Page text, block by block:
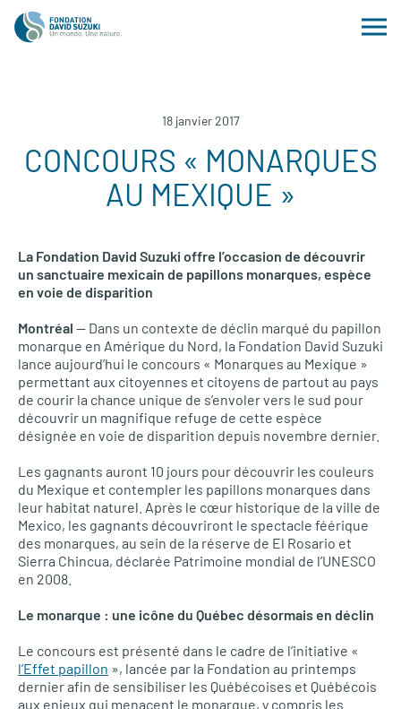
18 janvier 2017
CONCOURS « MONARQUES
AU MEXIQUE »
La Fondation David Suzuki offre l’occasion de découvrir
un sanctuaire mexicain de papillons monarques, espèce
en voie de disparition
Montréal — Dans un contexte de déclin marqué du papillon
monarque en Amérique du Nord, la Fondation David Suzuki
lance aujourd’hui le concours « Monarques au Mexique »
permettant aux citoyennes et citoyens de partout au pays
de courir la chance unique de s’envoler vers le sud pour
découvrir un magnifique refuge de cette espèce
désignée en voie de disparition depuis novembre dernier.
Les gagnants auront 10 jours pour découvrir les couleurs
du Mexique et contempler les papillons monarques dans
leur habitat naturel. Après le cœur historique de la ville de
Mexico, les gagnants découvriront le spectacle féérique
des monarques, au sein de la réserve de El Rosario et
Sierra Chincua, déclarée Patrimoine mondial de l’UNESCO
en 2008.
Le monarque : une icône du Québec désormais en déclin
Le concours est présenté dans le cadre de l’initiative «
l’Effet papillon », lancée par la Fondation au printemps
dernier afin de sensibiliser les Québécoises et Québécois
aux enjeux qui menacent le monarque, y compris les